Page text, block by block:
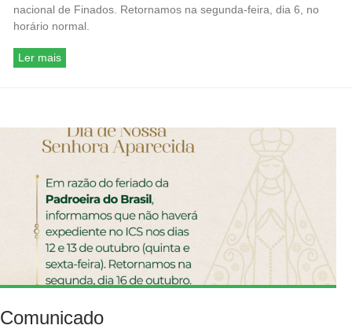
nacional de Finados. Retornamos na segunda-feira, dia 6, no
horário normal.
Ler mais
Comunicado